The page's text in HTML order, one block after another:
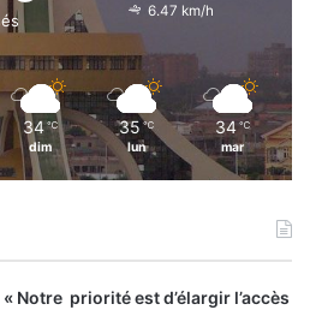
6.47 km/h
34 ℃
dim
35 ℃
lun
34 ℃
mar
« Notre priorité est d’élargir l’accès